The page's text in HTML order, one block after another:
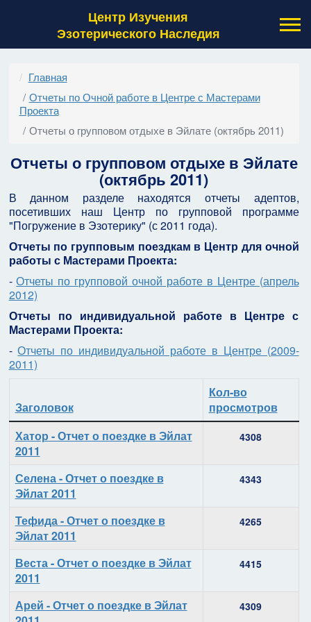
Центр Изучения
Эзотерического Наследия
Главная
Отчеты по Очной работе в Центре с Мастерами
Проекта
Отчеты о групповом отдыхе в Эйлате (октябрь 2011)
Отчеты о групповом отдыхе в Эйлате
(октябрь 2011)
В данном разделе находятся отчеты адептов,
посетивших наш Центр по групповой программе
"Погружение в Эзотерику" (с 2011 года).
Отчеты по групповым поездкам в Центр для очной
работы с Мастерами Проекта:
-Отчеты по групповой очной работе в Центре (апрель
2012)
Отчеты по индивидуальной работе в Центре с
Мастерами Проекта:
-Отчеты по индивидуальной работе в Центре (2009-
2011)
Материалы
Заголовок
Кол-во
просмотров
Хатор - Отчет о поездке в Эйлат
2011
4308
Селена - Отчет о поездке в
Эйлат 2011
4343
Тефида - Отчет о поездке в
Эйлат 2011
4265
Веста - Отчет о поездке в Эйлат
2011
4415
Арей - Отчет о поездке в Эйлат
4309